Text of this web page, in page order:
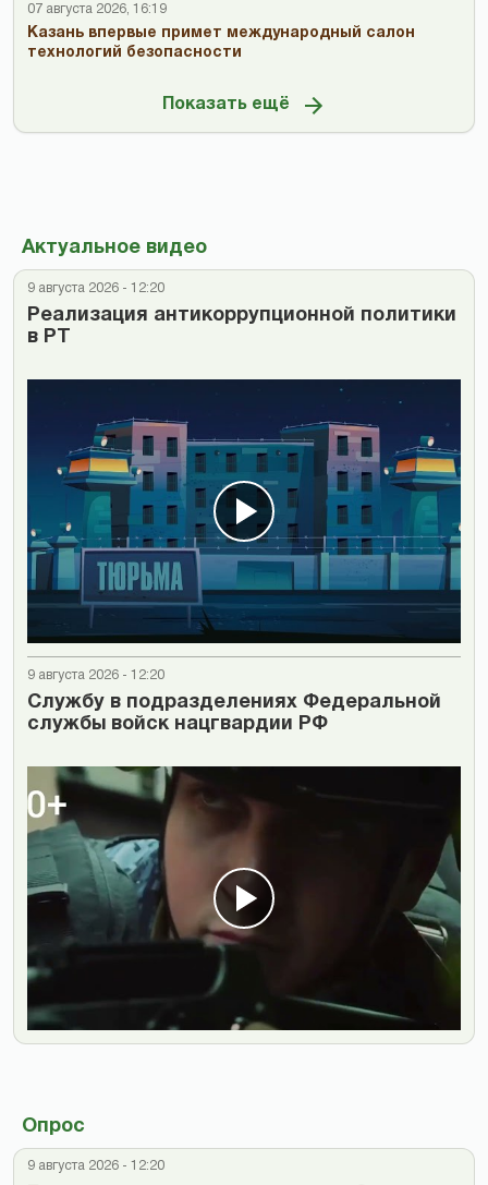
07 августа 2026, 16:19
Казань впервые примет международный салон
технологий безопасности
Показать ещё
Актуальное видео
9 августа 2026 - 12:20
Реализация антикоррупционной политики
в РТ
9 августа 2026 - 12:20
Cлужбу в подразделениях Федеральной
службы войск нацгвардии РФ
Опрос
9 августа 2026 - 12:20